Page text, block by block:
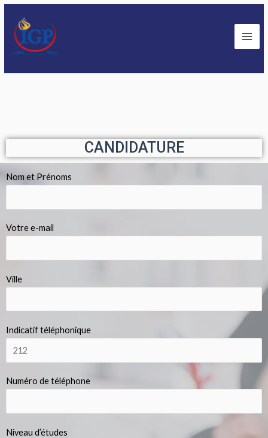
CANDIDATURE
Nom et Prénoms
Votre e-mail
Ville
Indicatif téléphonique
Numéro de téléphone
Niveau d’études